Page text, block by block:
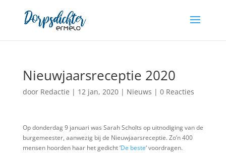
Nieuwjaarsreceptie 2020
door Redactie | 12 jan, 2020| Nieuws | 0 Reacties
Op donderdag 9 januari was Sarah Scholts op uitnodiging van de
burgemeester, aanwezig bij de Nieuwjaarsreceptie. Zo’n 400
mensen hoorden haar het gedicht ‘De beste‘ voordragen.